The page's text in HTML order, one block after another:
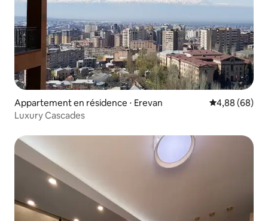
Appartement en résidence ⋅ Erevan Évaluation
4,88 (68)
Luxury Cascades